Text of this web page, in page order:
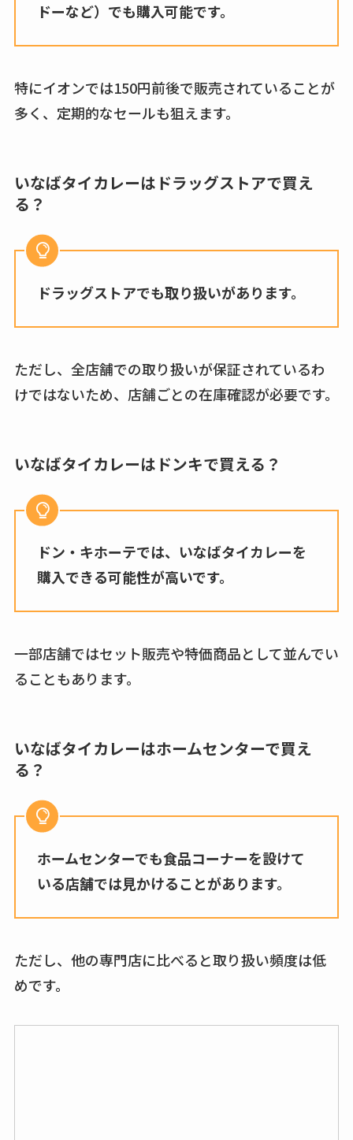
ドーなど）でも購入可能です。
特にイオンでは150円前後で販売されていることが
多く、定期的なセールも狙えます。
いなばタイカレーはドラッグストアで買え
る？
ドラッグストアでも取り扱いがあります。
ただし、全店舗での取り扱いが保証されているわ
けではないため、店舗ごとの在庫確認が必要です。
いなばタイカレーはドンキで買える？
ドン・キホーテでは、いなばタイカレーを
購入できる可能性が高いです。
一部店舗ではセット販売や特価商品として並んでい
ることもあります。
いなばタイカレーはホームセンターで買え
る？
ホームセンターでも食品コーナーを設けて
いる店舗では見かけることがあります。
ただし、他の専門店に比べると取り扱い頻度は低
めです。